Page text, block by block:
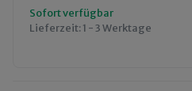
Sofort verfügbar
Lieferzeit:1 - 3 Werktage